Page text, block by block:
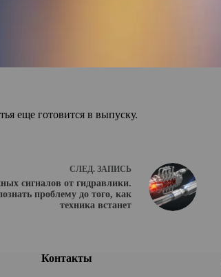
еще готовится в выпуску.
СЛЕД. ЗАПИСЬ
сигналов от гидравлики.
проблему до того, как
техника встанет
Контакты